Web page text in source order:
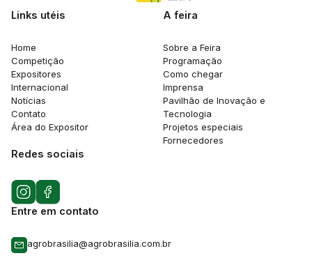
Links utéis
Home
Competição
Expositores
Internacional
Notícias
Contato
Área do Expositor
A feira
Sobre a Feira
Programação
Como chegar
Imprensa
Pavilhão de Inovação e
Tecnologia
Projetos especiais
Fornecedores
Redes sociais
Entre em contato
agrobrasilia@agrobrasilia.com.br